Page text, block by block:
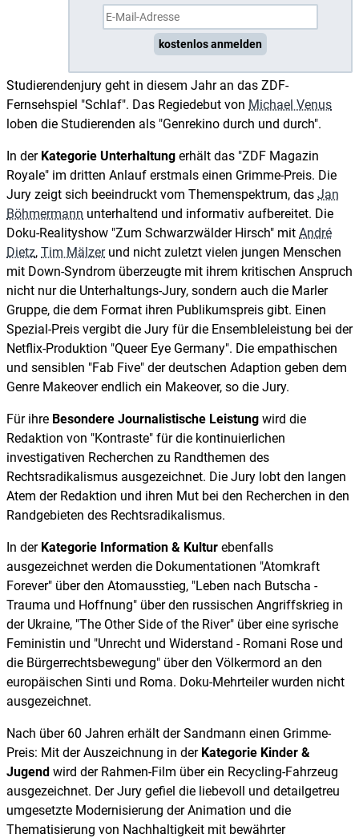
kostenlos anmelden
Studierendenjury geht in diesem Jahr an das ZDF-
Fernsehspiel "Schlaf". Das Regiedebut von Michael Venus
loben die Studierenden als "Genrekino durch und durch".
In der Kategorie Unterhaltung erhält das "ZDF Magazin
Royale" im dritten Anlauf erstmals einen Grimme-Preis. Die
Jury zeigt sich beeindruckt vom Themenspektrum, das Jan
Böhmermann unterhaltend und informativ aufbereitet. Die
Doku-Realityshow "Zum Schwarzwälder Hirsch" mit André
Dietz, Tim Mälzerund nicht zuletzt vielen jungen Menschen
mit Down-Syndrom überzeugte mit ihrem kritischen Anspruch
nicht nur die Unterhaltungs-Jury, sondern auch die Marler
Gruppe, die dem Format ihren Publikumspreis gibt. Einen
Spezial-Preis vergibt die Jury für die Ensembleleistung bei der
Netflix-Produktion "Queer Eye Germany". Die empathischen
und sensiblen "Fab Five" der deutschen Adaption geben dem
Genre Makeover endlich ein Makeover, so die Jury.
Für ihre Besondere Journalistische Leistung wird die
Redaktion von "Kontraste" für die kontinuierlichen
investigativen Recherchen zu Randthemen des
Rechtsradikalismus ausgezeichnet. Die Jury lobt den langen
Atem der Redaktion und ihren Mut bei den Recherchen in den
Randgebieten des Rechtsradikalismus.
In der Kategorie Information & Kultur ebenfalls
ausgezeichnet werden die Dokumentationen "Atomkraft
Forever" über den Atomausstieg, "Leben nach Butscha -
Trauma und Hoffnung" über den russischen Angriffskrieg in
der Ukraine, "The Other Side of the River" über eine syrische
Feministin und "Unrecht und Widerstand - Romani Rose und
die Bürgerrechtsbewegung" über den Völkermord an den
europäischen Sinti und Roma. Doku-Mehrteiler wurden nicht
ausgezeichnet.
Nach über 60 Jahren erhält der Sandmann einen Grimme-
Preis: Mit der Auszeichnung in der Kategorie Kinder &
Jugend wird der Rahmen-Film über ein Recycling-Fahrzeug
ausgezeichnet. Der Jury gefiel die liebevoll und detailgetreu
umgesetzte Modernisierung der Animation und die
Thematisierung von Nachhaltigkeit mit bewährter